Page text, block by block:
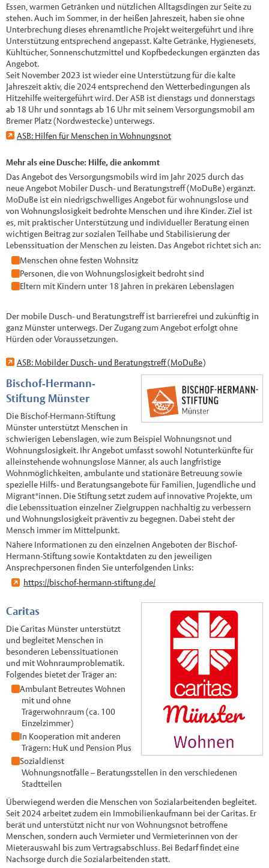
Essen, warmen Getränken und nützlichen Alltagsdingen zur Seite zu
stehen. Auch im Sommer, in der heißen Jahreszeit, haben sie ohne
Unterbrechung dieses ehrenamtliche Projekt weitergeführt und ihre
Unterstützung entsprechend angepasst. Kalte Getränke, Hygienesets,
Kühltücher, Sonnenschutzmittel und Kopfbedeckungen ergänzten das
Angebot.
Seit November 2023 ist wieder eine Unterstützung für die kalte
Jahreszeit aktiv, die 2024 entsprechend den Wetterbedingungen als
Hitzehilfe weitergeführt wird. Der ASB ist dienstags und donnerstags
ab 18 Uhr und sonntags ab 16 Uhr mit seinem Versorgungsmobil am
Bremer Platz (Nordwestecke) unterwegs.
ASB: Hilfen für Menschen in Wohnungsnot
Mehr als eine Dusche: Hilfe, die ankommt
Das Angebot des Versorgungsmobils wird im Jahr 2025 durch das
neue Angebot Mobiler Dusch- und Beratungstreff (MoDuBe) ergänzt.
MoDuBe ist ein niedrigschwelliges Angebot für wohnungslose und
von Wohnungslosigkeit bedrohte Menschen und ihre Kinder. Ziel ist
es, mit praktischer Unterstützung und individueller Beratung einen
wichtigen Beitrag zur sozialen Teilhabe und Stabilisierung der
Lebenssituation der Menschen zu leisten. Das Angebot richtet sich an:
Menschen ohne festen Wohnsitz
Personen, die von Wohnungslosigkeit bedroht sind
Eltern mit Kindern unter 18 Jahren in prekären Lebenslagen
Der mobile Dusch- und Beratungstreff ist barrierefrei und zukünftig in
ganz Münster unterwegs. Der Zugang zum Angebot erfolgt ohne
Hürden oder Voraussetzungen.
ASB: Mobilder Dusch- und Beratungstreff (MoDuBe)
Bischof-Hermann-
Stiftung Münster
Die Bischof-Hermann-Stiftung
Münster unterstützt Menschen in
schwierigen Lebenslagen, wie zum Beispiel Wohnungsnot und
Wohnungslosigkeit. Ihr Angebot umfasst sowohl Notunterkünfte für
alleinstehende wohnungslose Männer, als auch langfristige
Wohnmöglichkeiten, ambulante und stationäre Betreuung sowie
spezielle Hilfs- und Beratungsangebote für Familien, Jugendliche und
Migrant*innen. Die Stiftung setzt zudem auf innovative Projekte, um
die Lebenssituation einzelner Zielgruppen nachhaltig zu verbessern
und Wohnungslosigkeit präventiv zu begegnen. Dabei steht der
Mensch immer im Mittelpunkt.
Nähere Informationen zu den einzelnen Angeboten der Bischof-
Hermann-Stiftung sowie Kontaktdaten zu den jeweiligen
Ansprechpersonen finden Sie unterfolgenden Links:
https://bischof-hermann-stiftung.de/
Caritas
Die Caritas Münster unterstützt
und begleitet Menschen in
besonderen Lebenssituationen
und mit Wohnraumproblematik.
Folgendes bietet der Träger an:
Ambulant Betreutes Wohnen
mit und ohne
Trägerwohnraum (ca. 100
Einzelzimmer)
In Kooperation mit anderen
Trägern: HuK und Pension Plus
Sozialdienst
Wohnungsnotfälle – Beratungsstellen in den verschiedenen
Stadtteilen
Überwiegend werden die Menschen von Sozialarbeitenden begleitet.
Seit 2024 arbeitet zudem ein Immobilienkaufmann bei der Caritas. Er
berät und unterstützt nicht nur von Wohnungsnot betroffene
Menschen, sondern auch Vermieter und Vermieterinnen von der
Mieterauswahl bis zum Vertragsabschluss. Bei Bedarf findet eine
Nachsorge durch die Sozialarbeitenden statt.